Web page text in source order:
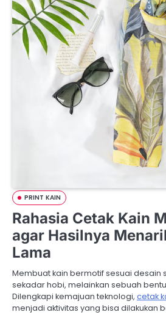
PRINT KAIN
Rahasia Cetak Kain
agar Hasilnya
Lama
Membuat kain bermotif sesuai desain
sekadar hobi, melainkan sebuah
Dilengkapi kemajuan teknologi, cetak
menjadi aktivitas yang bisa dilakukan